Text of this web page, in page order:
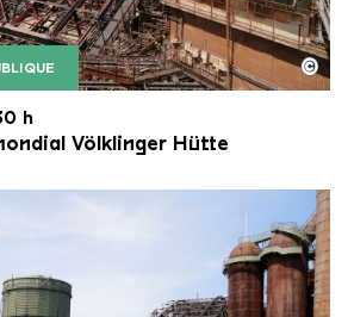
incliné de la Völklinger Hütte
Völklinger Hütte | Karl
©
h
Völklinger Hütte